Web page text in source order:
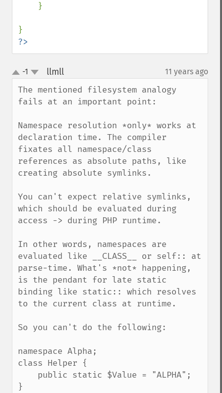
?>
up
down
-1 llmll¶ 11 years ago
The mentioned filesystem analogy
fails at an important point:
Namespace resolution *only* works at
declaration time. The compiler
fixates all namespace/class
references as absolute paths, like
creating absolute symlinks.
You can't expect relative symlinks,
which should be evaluated during
access -> during PHP runtime.
In other words, namespaces are
evaluated like __CLASS__ or self:: at
parse-time. What's *not* happening,
is the pendant for late static
binding like static:: which resolves
to the current class at runtime.
So you can't do the following:
namespace Alpha;
class Helper {
}